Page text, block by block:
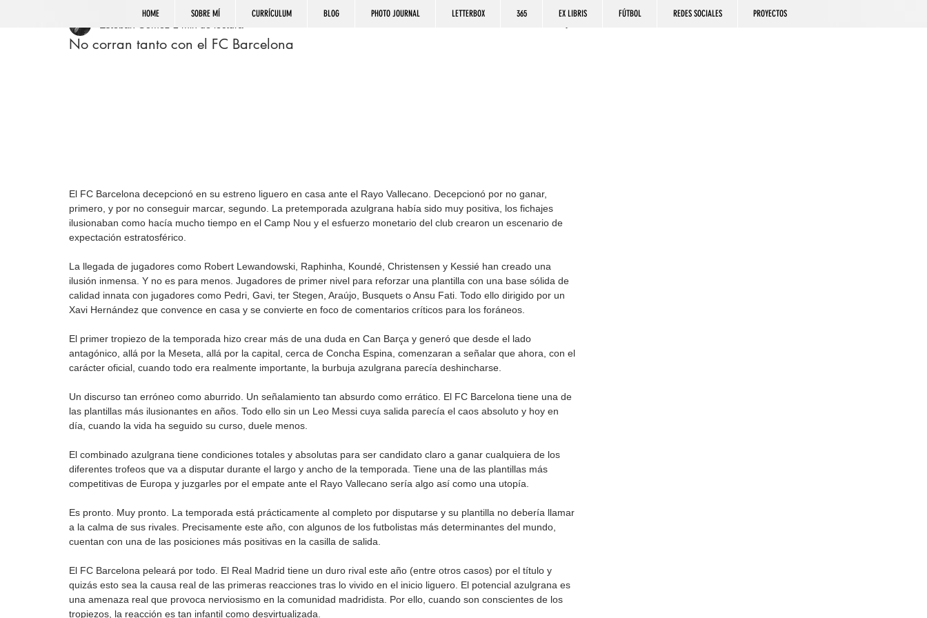
No corran tanto con el FC Barcelona
El FC Barcelona decepcionó en su estreno liguero en casa ante el Rayo Vallecano. Decepcionó por no ganar,
primero, y por no conseguir marcar, segundo. La pretemporada azulgrana había sido muy positiva, los fichajes
ilusionaban como hacía mucho tiempo en el Camp Nou y el esfuerzo monetario del club crearon un escenario de
expectación estratosférico.
La llegada de jugadores como Robert Lewandowski, Raphinha, Koundé, Christensen y Kessié han creado una
ilusión inmensa. Y no es para menos. Jugadores de primer nivel para reforzar una plantilla con una base sólida de
calidad innata con jugadores como Pedri, Gavi, ter Stegen, Araújo, Busquets o Ansu Fati. Todo ello dirigido por un
Xavi Hernández que convence en casa y se convierte en foco de comentarios críticos para los foráneos.
El primer tropiezo de la temporada hizo crear más de una duda en Can Barça y generó que desde el lado
antagónico, allá por la Meseta, allá por la capital, cerca de Concha Espina, comenzaran a señalar que ahora, con el
carácter oficial, cuando todo era realmente importante, la burbuja azulgrana parecía deshincharse.
Un discurso tan erróneo como aburrido. Un señalamiento tan absurdo como errático. El FC Barcelona tiene una de
las plantillas más ilusionantes en años. Todo ello sin un Leo Messi cuya salida parecía el caos absoluto y hoy en
día, cuando la vida ha seguido su curso, duele menos.
El combinado azulgrana tiene condiciones totales y absolutas para ser candidato claro a ganar cualquiera de los
diferentes trofeos que va a disputar durante el largo y ancho de la temporada. Tiene una de las plantillas más
competitivas de Europa y juzgarles por el empate ante el Rayo Vallecano sería algo así como una utopía.
Es pronto. Muy pronto. La temporada está prácticamente al completo por disputarse y su plantilla no debería llamar
a la calma de sus rivales. Precisamente este año, con algunos de los futbolistas más determinantes del mundo,
cuentan con una de las posiciones más positivas en la casilla de salida.
El FC Barcelona peleará por todo. El Real Madrid tiene un duro rival este año (entre otros casos) por el título y
quizás esto sea la causa real de las primeras reacciones tras lo vivido en el inicio liguero. El potencial azulgrana es
una amenaza real que provoca nerviosismo en la comunidad madridista. Por ello, cuando son conscientes de los
tropiezos, la reacción es tan infantil como desvirtualizada.
HOME SOBRE MÍ CURRÍCULUM BLOG PHOTO JOURNAL LETTERBOX 365 EX LIBRIS FÚTBOL REDES SOCIALES PROYECTOS